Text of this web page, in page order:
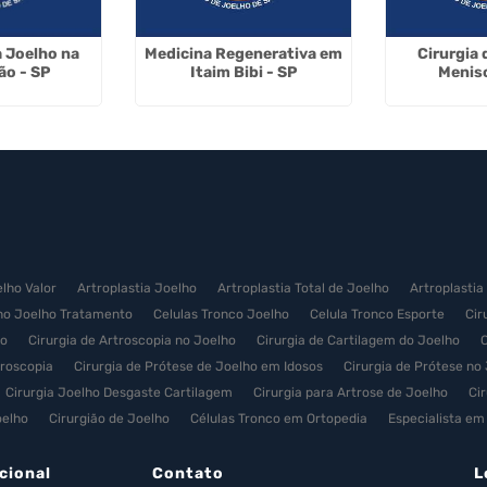
na
- SP
Medicina Regenerativa em
Itaim Bibi - SP
Cirurgia
Valor Artroplastia Joelho Artroplastia Total de Joelho Artroplastia
Joelho Tratamento Celulas Tronco Joelho Celula Tronco Esporte
Cirurgia de Artroscopia no Joelho Cirurgia de Cartilagem do Joelho
Cirurgia de Prótese de Joelho em Idosos
Cirurgia de Prótese no
Cirurgia Joelho Desgaste Cartilagem Cirurgia para Artrose de Joelho
Cirurgião de Joelho Células Tronco em Ortopedia Especialista
de Celula Tronco Esporte Medicina Regenerativa Medicina
Contato